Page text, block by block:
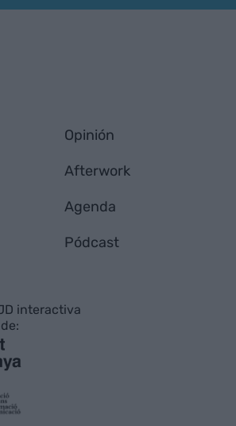
Opinión
Afterwork
Agenda
Pódcast
interactiva